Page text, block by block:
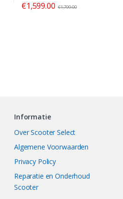
€1,599.00 €1,799.00
Informatie
Over Scooter Select
Algemene Voorwaarden
Privacy Policy
Reparatie en Onderhoud
Scooter